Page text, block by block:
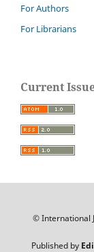
For Authors
For Librarians
Current
© International
Published by